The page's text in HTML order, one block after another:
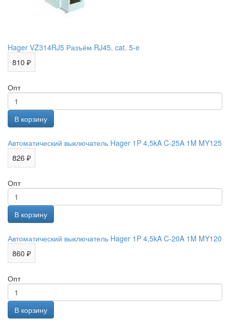
Hager VZ314RJ5 Разъём RJ45, cat. 5-e
810 ₽
Опт
Автоматический выключатель Hager 1P 4,5kA C-25A 1M MY125
826 ₽
Опт
Автоматический выключатель Hager 1P 4,5kA C-20A 1M MY120
860 ₽
Опт